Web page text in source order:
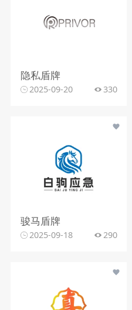
隐私盾牌
2025-09-20 330
骏马盾牌
2025-09-18 290